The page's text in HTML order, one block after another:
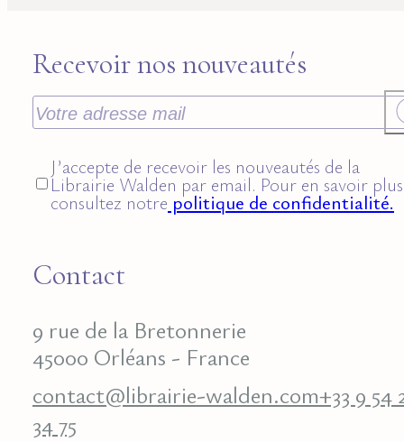
Recevoir nos nouveautés
J’accepte de recevoir les nouveautés de la
Librairie Walden par email. Pour en savoir
consultez notre politique de confidentialité.
Contact
9 rue de la Bretonnerie
45000 Orléans - France
contact@librairie-walden.com+33 9 54
34 75